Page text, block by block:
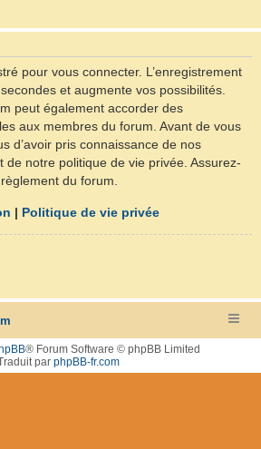
pour vous connecter. L’enregistrement
et augmente vos possibilités.
peut également accorder des
aux membres du forum. Avant de vous
d’avoir pris connaissance de nos
de notre politique de vie privée. Assurez-
du forum.
| Politique de vie privée
® Forum Software © phpBB Limited
par phpBB-fr.com